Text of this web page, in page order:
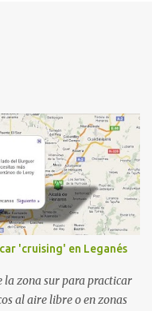
'cruising' en Leganés
la zona sur para practicar
al aire libre o en zonas